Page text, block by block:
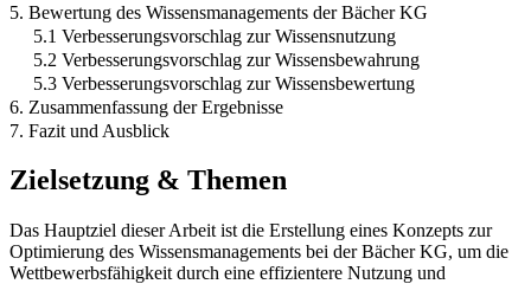
5. Bewertung des Wissensmanagements der Bächer KG
5.1 Verbesserungsvorschlag zur Wissensnutzung
5.2 Verbesserungsvorschlag zur Wissensbewahrung
5.3 Verbesserungsvorschlag zur Wissensbewertung
6. Zusammenfassung der Ergebnisse
7. Fazit und Ausblick
Zielsetzung & Themen
Das Hauptziel dieser Arbeit ist die Erstellung eines Konzepts zur
Optimierung des Wissensmanagements bei der Bächer KG, um die
Wettbewerbsfähigkeit durch eine effizientere Nutzung und